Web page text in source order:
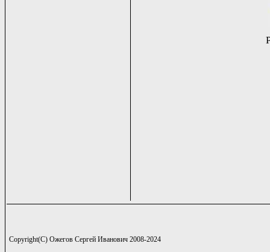
Copyright(C) Ожегов Сергей Иванович 2008-2024